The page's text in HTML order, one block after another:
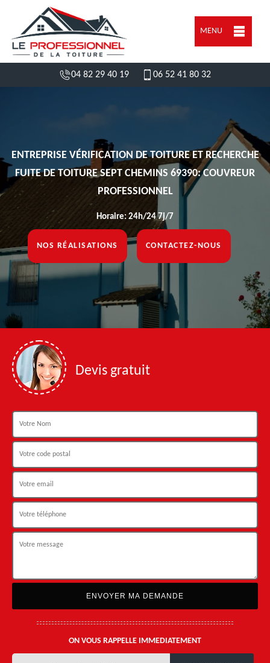
MENU
04 82 29 40 19 06 52 41 80 32
ENTREPRISE VÉRIFICATION DE TOITURE ET RECHERCHE
FUITE DE TOITURE SEPT CHEMINS 69390: COUVREUR
PROFESSIONNEL
Horaire: 24h/24 7j/7
NOS RÉALISATIONS CONTACTEZ-NOUS
Devis gratuit
ON VOUS RAPPELLE IMMEDIATEMENT